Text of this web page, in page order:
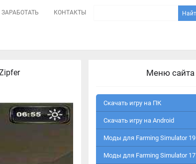
ЗАРАБОТАТЬ КОНТАКТЫ
Меню сайта
Скачать игру на ПК
Скачать игру на Android
Моды для Farming Simulator 19
Моды для Farming Simulator 17